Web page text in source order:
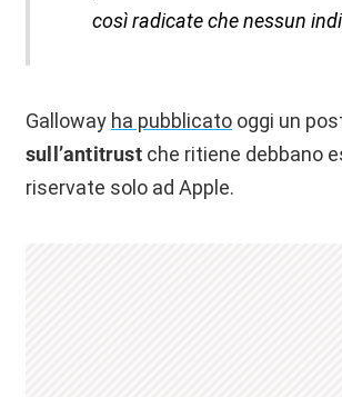
così radicate che nessun
Galloway ha pubblicato oggi un
sull’antitrustche ritiene debbano
riservate solo ad Apple.